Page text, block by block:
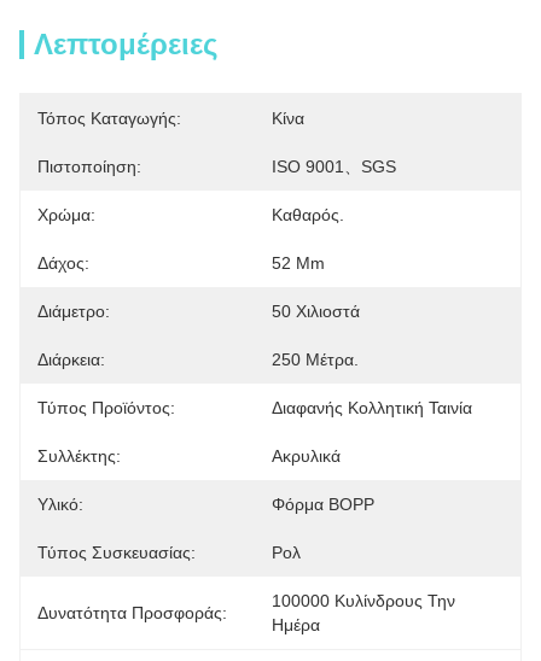
Λεπτομέρειες
Τόπος Καταγωγής: Κίνα
Πιστοποίηση: ISO 9001、SGS
Χρώμα: Καθαρός.
Δάχος: 52 Μm
Διάμετρο: 50 Χιλιοστά
Διάρκεια: 250 Μέτρα.
Τύπος Προϊόντος: Διαφανής Κολλητική Ταινία
Συλλέκτης: Ακρυλικά
Υλικό: Φόρμα BOPP
Τύπος Συσκευασίας: Ρολ
Δυνατότητα Προσφοράς:
100000 Κυλίνδρους Την
Ημέρα